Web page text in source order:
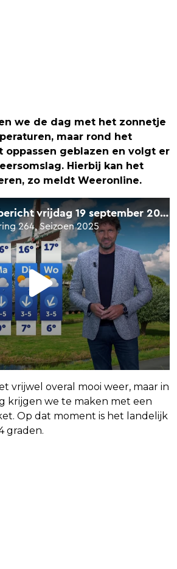
we de dag met het zonnetje
maar rond het
oppassen geblazen en volgt er
Hierbij kan het
zo meldt Weeronline.
vrijwel overal mooi weer, maar in
krijgen we te maken met een
Op dat moment is het landelijk
graden.